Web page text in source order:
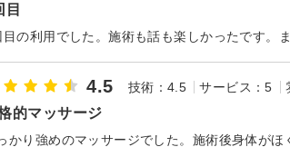
目
目の利用でした。施術も話も楽しかったです。
4.5 技術：4.5 サービス：5
的マッサージ
かり強めのマッサージでした。施術後身体が